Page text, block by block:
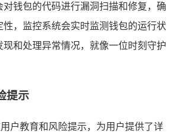
钱包的代码进行漏洞扫描和修复，确
，监控系统会实时监测钱包的运行状
和处理异常情况，就像一位时刻守护
提示
户教育和风险提示，为用户提供了详